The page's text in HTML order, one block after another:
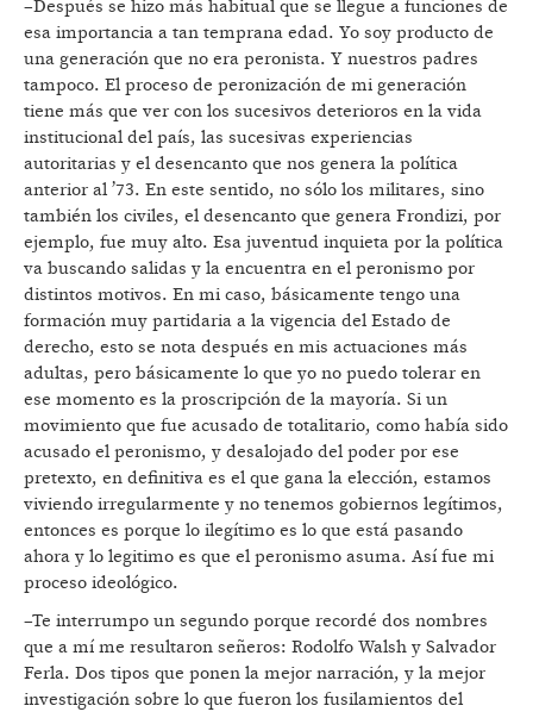
–Después se hizo más habitual que se llegue a funciones de
esa importancia a tan temprana edad. Yo soy producto de
una generación que no era peronista. Y nuestros padres
tampoco. El proceso de peronización de mi generación
tiene más que ver con los sucesivos deterioros en la vida
institucional del país, las sucesivas experiencias
autoritarias y el desencanto que nos genera la política
anterior al ’73. En este sentido, no sólo los militares, sino
también los civiles, el desencanto que genera Frondizi, por
ejemplo, fue muy alto. Esa juventud inquieta por la política
va buscando salidas y la encuentra en el peronismo por
distintos motivos. En mi caso, básicamente tengo una
formación muy partidaria a la vigencia del Estado de
derecho, esto se nota después en mis actuaciones más
adultas, pero básicamente lo que yo no puedo tolerar en
ese momento es la proscripción de la mayoría. Si un
movimiento que fue acusado de totalitario, como había sido
acusado el peronismo, y desalojado del poder por ese
pretexto, en definitiva es el que gana la elección, estamos
viviendo irregularmente y no tenemos gobiernos legítimos,
entonces es porque lo ilegítimo es lo que está pasando
ahora y lo legitimo es que el peronismo asuma. Así fue mi
proceso ideológico.
–Te interrumpo un segundo porque recordé dos nombres
que a mí me resultaron señeros: Rodolfo Walsh y Salvador
Ferla. Dos tipos que ponen la mejor narración, y la mejor
investigación sobre lo que fueron los fusilamientos del